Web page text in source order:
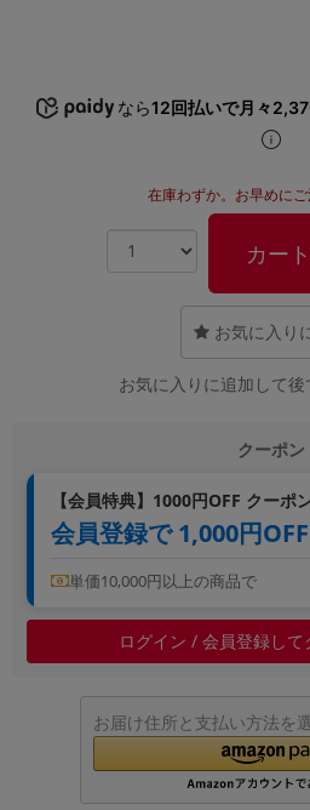
なら12回払いで月々
在庫わずか。お早めに
カー
お気に入り
お気に入りに追加して
クーポン
【会員特典】1000円OFF クーポ
会員登録で 1,000円OFF
単価10,000円以上の商品で
ログイン / 会員登録して
お届け住所と支払い方法を
OS
円 ～
年
各項目のチェックボックスは「or検索」となります。
ただし機能別のみ「and検索」となります。